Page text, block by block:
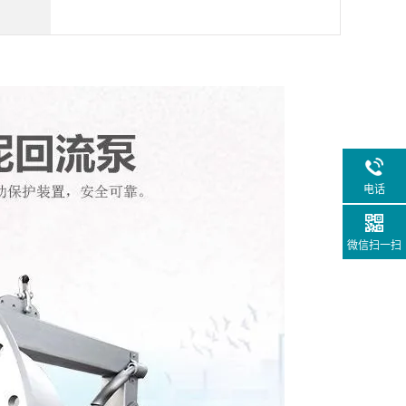
电话
微信扫一扫